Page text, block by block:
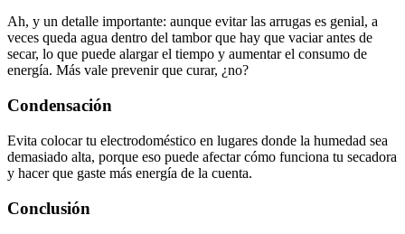
Ah, y un detalle importante: aunque evitar las arrugas es genial, a
veces queda agua dentro del tambor que hay que vaciar antes de
secar, lo que puede alargar el tiempo y aumentar el consumo de
energía. Más vale prevenir que curar, ¿no?
Condensación
Evita colocar tu electrodoméstico en lugares donde la humedad sea
demasiado alta, porque eso puede afectar cómo funciona tu secadora
y hacer que gaste más energía de la cuenta.
Conclusión